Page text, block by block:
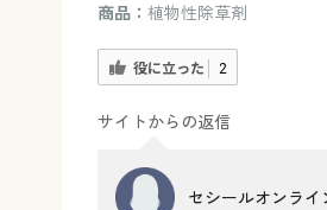
商品： 植物性除草剤
役に立った 2
サイトからの返信
セシールオンライ